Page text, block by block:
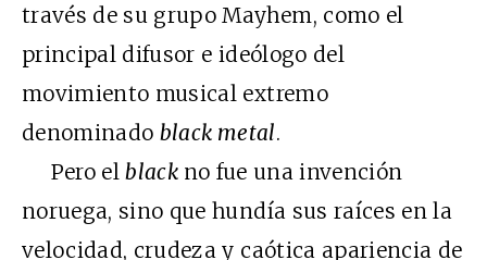
través de su grupo Mayhem, como el
principal difusor e ideólogo del
movimiento musical extremo
denominado black metal.
Pero elblack no fue una invención
noruega, sino que hundía sus raíces en la
velocidad, crudeza y caótica apariencia de